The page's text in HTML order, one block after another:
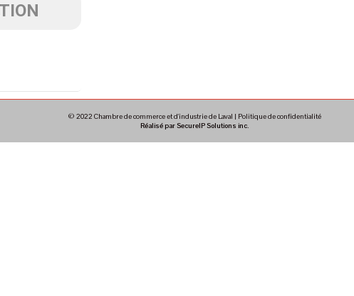
© 2022 Chambre de commerce et d'industrie de Laval | Politique de confidentialité
Réalisé par SecureIP Solutions inc.